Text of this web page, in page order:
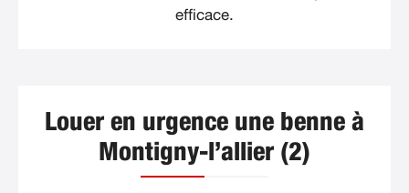
efficace.
Louer en urgence une benne à
Montigny-l’allier (2)